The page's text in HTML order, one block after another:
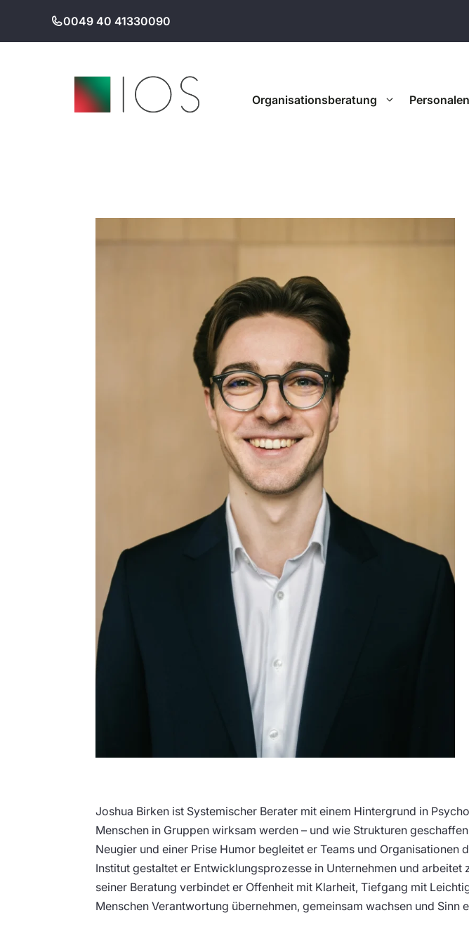
springen
0049 40 41330090
Organisationsberatung
Joshua Birken ist Systemischer Berater mit einem Hintergrund in
Menschen in Gruppen wirksam werden – und wie Strukturen
Neugier und einer Prise Humor begleitet er Teams und
Institut gestaltet er Entwicklungsprozesse in Unternehmen und
seiner Beratung verbindet er Offenheit mit Klarheit, Tiefgang mit
Menschen Verantwortung übernehmen, gemeinsam wachsen und Sinn